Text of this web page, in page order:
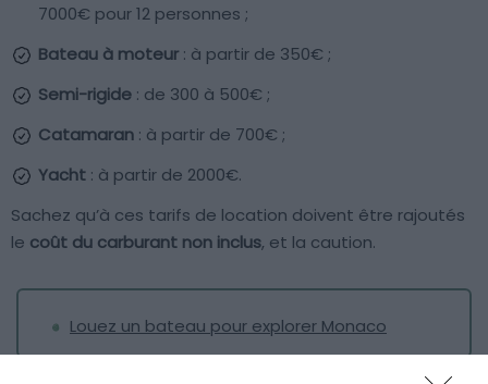
7000€ pour 12 personnes ;
Bateau à moteur : à partir de 350€ ;
Semi-rigide : de 300 à 500€ ;
Catamaran : à partir de 700€ ;
Yacht : à partir de 2000€.
Sachez qu’à ces tarifs de location doivent être rajoutés
le coût du carburant non inclus, et la caution.
Louez un bateau pour explorer Monaco